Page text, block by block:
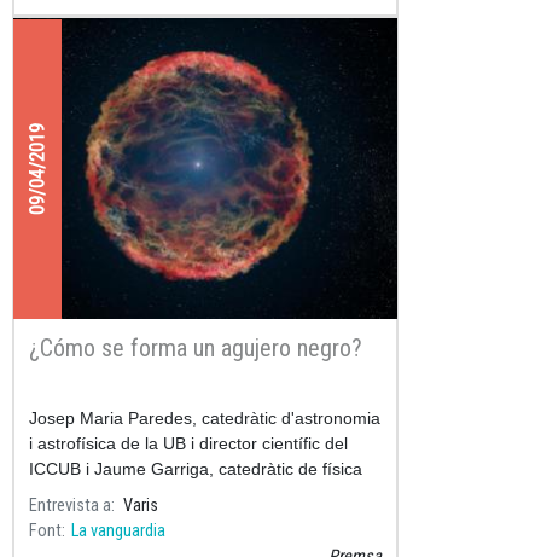
09/04/2019
¿Cómo se forma un agujero negro?
Josep Maria Paredes, catedràtic d'astronomia
i astrofísica de la UB i director científic del
ICCUB i Jaume Garriga, catedràtic de física
teòrica de la Universitat de Barcelona (UB) i
investiga
Entrevista a
Varis
Font La vanguardia